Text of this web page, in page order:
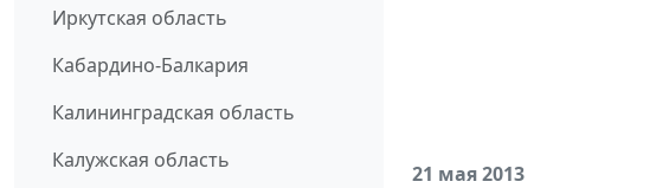
Иркутская область
Кабардино-Балкария
Калининградская область
Калужская область
21 мая 2013